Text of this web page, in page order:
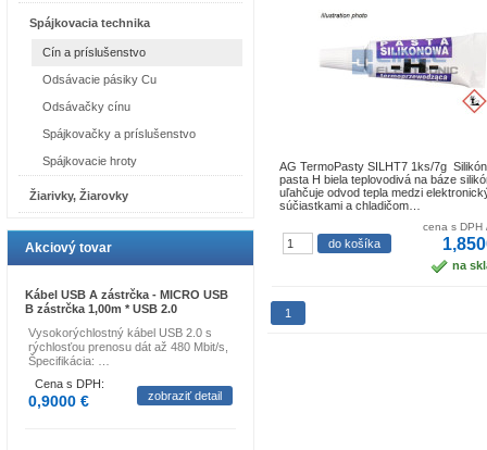
Spájkovacia technika
Cín a príslušenstvo
Odsávacie pásiky Cu
Odsávačky cínu
Spájkovačky a príslušenstvo
Spájkovacie hroty
Žiarivky, Žiarovky
Akciový tovar
Kábel USB A zástrčka - MICRO USB
B zástrčka 1,00m * USB 2.0
Vysokorýchlostný kábel USB 2.0 s
rýchlosťou prenosu dát až 480 Mbit/s,
Špecifikácia: …
Cena s DPH:
0,9000 € zobraziť detail
AG TermoPasty SILHT7 1ks/7g
pasta H biela teplovodivá na báze
uľahčuje odvod tepla medzi
súčiastkami a chladičom…
cena s DPH
na
1